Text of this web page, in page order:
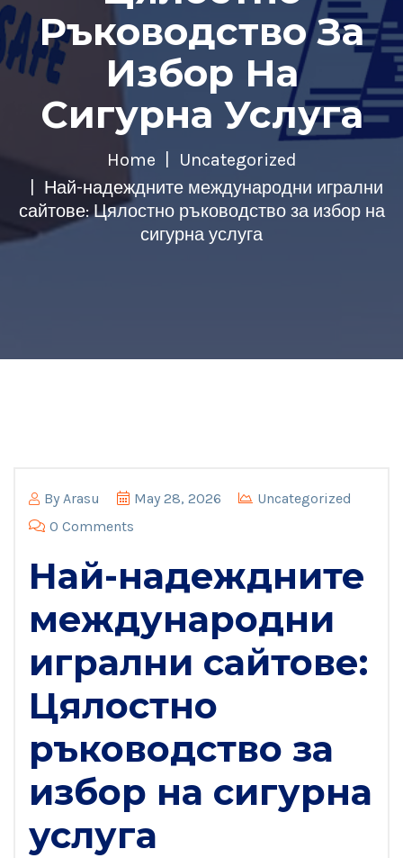
Ръководство За
Избор На
Сигурна Услуга
Home
Uncategorized
Най-надеждните международни игрални
сайтове: Цялостно ръководство за избор на
сигурна услуга
By Arasu May 28, 2026
Uncategorized
0 Comments
Най-надеждните
международни
игрални сайтове:
Цялостно
ръководство за
избор на сигурна
услуга